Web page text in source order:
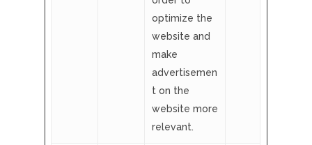
optimize the
website and
make
advertisemen
t on the
website more
relevant.